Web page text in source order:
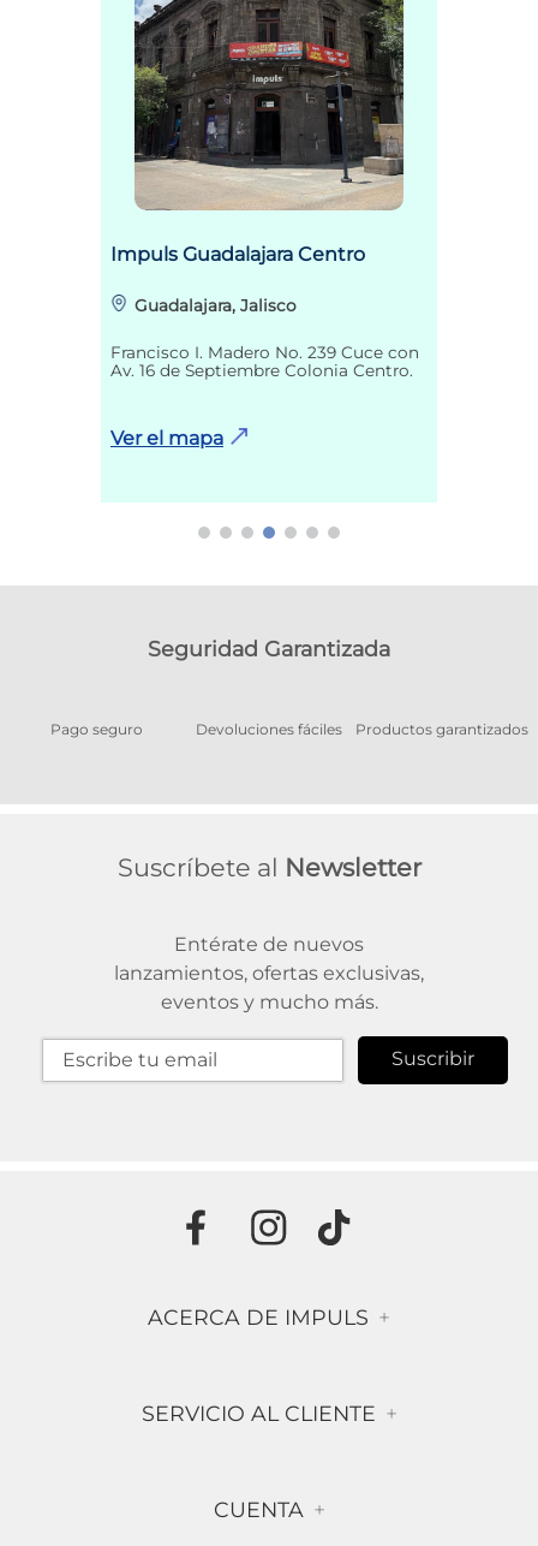
Impuls Guadalajara Centro
Guadalajara, Jalisco
Francisco I. Madero No. 239 Cuce con
Av. 16 de Septiembre Colonia Centro.
Ver el mapa
Seguridad Garantizada
Pago seguro Devoluciones fáciles Productos garantizados
Suscríbete al Newsletter
Entérate de nuevos
lanzamientos, ofertas exclusivas,
eventos y mucho más.
Suscribir
ACERCA DE IMPULS +
Contáctanos
SERVICIO AL CLIENTE +
CUENTA +